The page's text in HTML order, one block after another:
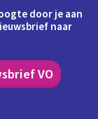
door je aan
naar
VO